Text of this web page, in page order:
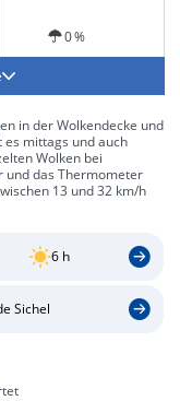
0 %
in der Wolkendecke und
es mittags und auch
Wolken bei
und das Thermometer
13 und 32 km/h
6 h
Sichel